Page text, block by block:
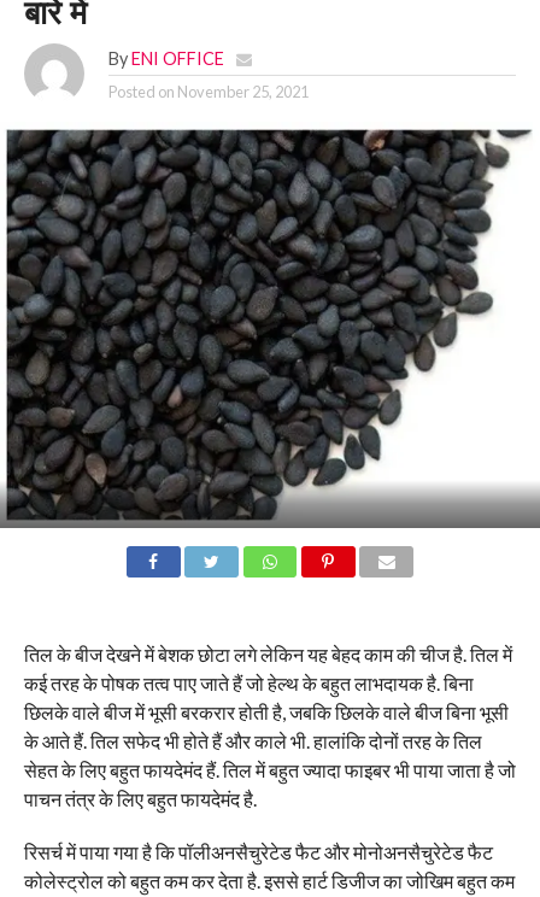
बारे में
By ENI OFFICE
Posted on November 25, 2021
तिल के बीज देखने में बेशक छोटा लगे लेकिन यह बेहद काम की चीज है. तिल में
कई तरह के पोषक तत्व पाए जाते हैं जो हेल्थ के बहुत लाभदायक है. बिना
छिलके वाले बीज में भूसी बरकरार होती है, जबकि छिलके वाले बीज बिना भूसी
के आते हैं. तिल सफेद भी होते हैं और काले भी. हालांकि दोनों तरह के तिल
सेहत के लिए बहुत फायदेमंद हैं. तिल में बहुत ज्यादा फाइबर भी पाया जाता है जो
पाचन तंत्र के लिए बहुत फायदेमंद है.
रिसर्च में पाया गया है कि पॉलीअनसैचुरेटेड फैट और मोनोअनसैचुरेटेड फैट
कोलेस्ट्रोल को बहुत कम कर देता है. इससे हार्ट डिजीज का जोखिम बहुत कम